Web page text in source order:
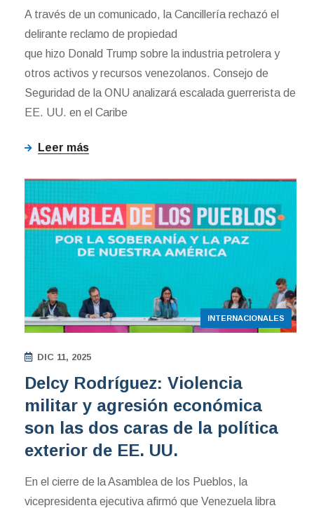
A través de un comunicado, la Cancillería rechazó el
delirante reclamo de propiedad
que hizo Donald Trump sobre la industria petrolera y
otros activos y recursos venezolanos. Consejo de
Seguridad de la ONU analizará escalada guerrerista de
EE. UU. en el Caribe
Leer más
INTERNACIONALES
DIC 11, 2025
Delcy Rodríguez: Violencia
militar y agresión económica
son las dos caras de la política
exterior de EE. UU.
En el cierre de la Asamblea de los Pueblos, la
vicepresidenta ejecutiva afirmó que Venezuela libra